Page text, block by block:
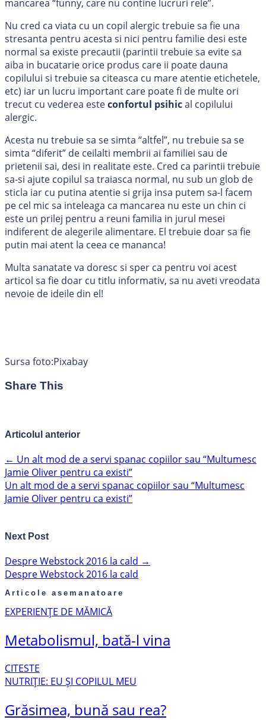
mancarea “funny, care nu contine lucruri rele”.
Nu cred ca viata cu un copil alergic trebuie sa fie una
stresanta pentru acesta si nici pentru familie desi este
normal sa existe precautii (parintii trebuie sa evite sa
aiba in bucatarie orice produs care ii poate dauna
copilului si trebuie sa citeasca cu mare atentie etichetele,
etc) iar un lucru important care poate fi de multe ori
trecut cu vederea esteconfortul psihical copilului
alergic.
Acesta nu trebuie sa se simta “altfel”, nu trebuie sa se
simta “diferit” de ceilalti membrii ai familiei sau de
prietenii sai, desi in realitate este. Cred ca parintii trebuie
sa-si ajute copilul sa traiasca normal, nu sub un glob de
sticla iar cu putina atentie si grija insa putem sa-l facem
pe cel mic sa inteleaga ca mancarea nu este un chin ci
este un prilej pentru a reuni familia in jurul mesei
indiferent de alegerile alimentare. El trebuie doar sa fie
putin mai atent la ceea ce mananca!
Multa sanatate va doresc si sper ca pentru voi acest
articol sa fie doar cu titlu informativ, sa nu aveti vreodata
nevoie de ideile din el!
Sursa foto:Pixabay
Share This
Articolul anterior
← Un alt mod de a servi spanac copiilor sau “Multumesc
Jamie Oliver pentru ca existi”
Un alt mod de a servi spanac copiilor sau “Multumesc
Jamie Oliver pentru ca existi”
Next Post
Despre Webstock 2016 la cald →
Despre Webstock 2016 la cald
Articole asemanatoare
EXPERIENȚE DE MĂMICĂ
Metabolismul, bată-l vina
CITESTE
NUTRIȚIE: EU ȘI COPILUL MEU
Grăsimea, bună sau rea?